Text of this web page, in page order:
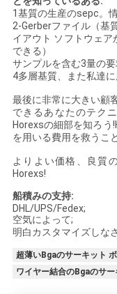
し
な
さ
い
地
図
PRIVACY
POLICY
1基質の生産のsepc。
2-Gerberファイル（基
イアウト ソフトウェ
できる）
サンプルを含む3量の要
4多層基質、また私達
最後に非常に大きい顧
できるあなたのテク
Horexsの細部を知ろう
を用いる費用を救うこ
よりよい価格、良質
Horexs!
船積みの支持:
DHL/UPS/Fedex;
空気によって;
明白カスタマイズしな
超薄いBgaのサーキット
ワイヤー結合のBgaのサー